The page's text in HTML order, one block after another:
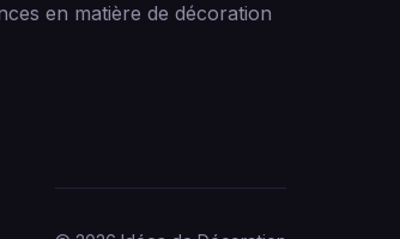
en matière de décoration